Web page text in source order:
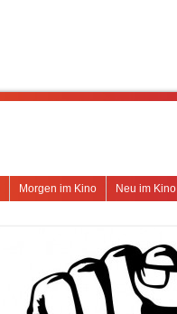
Neu im Kino
Morgen im Kino